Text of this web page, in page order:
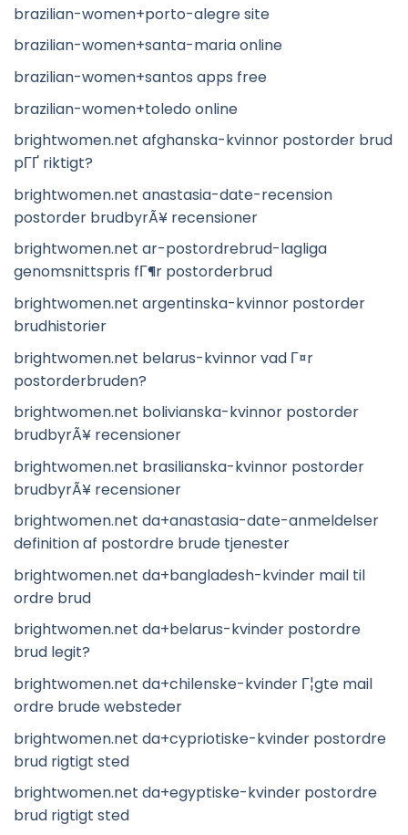
brazilian-women+porto-alegre site
brazilian-women+santa-maria online
brazilian-women+santos apps free
brazilian-women+toledo online
brightwomen.net afghanska-kvinnor postorder brud
pГҐ riktigt?
brightwomen.net anastasia-date-recension
postorder brudbyrÃ¥ recensioner
brightwomen.net ar-postordrebrud-lagliga
genomsnittspris fГ¶r postorderbrud
brightwomen.net argentinska-kvinnor postorder
brudhistorier
brightwomen.net belarus-kvinnor vad Г¤r
postorderbruden?
brightwomen.net bolivianska-kvinnor postorder
brudbyrÃ¥ recensioner
brightwomen.net brasilianska-kvinnor postorder
brudbyrÃ¥ recensioner
brightwomen.net da+anastasia-date-anmeldelser
definition af postordre brude tjenester
brightwomen.net da+bangladesh-kvinder mail til
ordre brud
brightwomen.net da+belarus-kvinder postordre
brud legit?
brightwomen.net da+chilenske-kvinder Г¦gte mail
ordre brude websteder
brightwomen.net da+cypriotiske-kvinder postordre
brud rigtigt sted
brightwomen.net da+egyptiske-kvinder postordre
brud rigtigt sted